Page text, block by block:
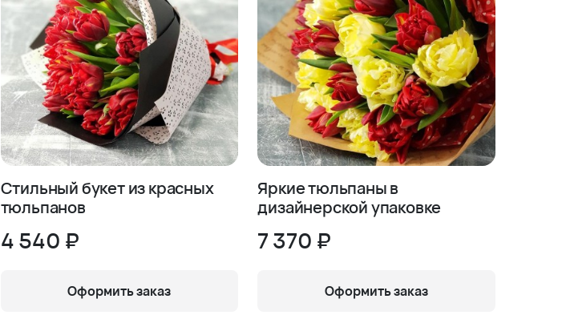
Стильный букет из красных
тюльпанов
4 540 ₽
Оформить заказ
Яркие тюльпаны в
дизайнерской упаковке
7 370 ₽
Оформить заказ